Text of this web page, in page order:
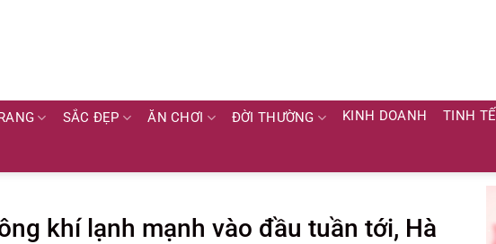
SẮC ĐẸP ĂN CHƠI ĐỜI THƯỜNG KINH DOANH TINH TẾ
khí lạnh mạnh vào đầu tuần tới, Hà